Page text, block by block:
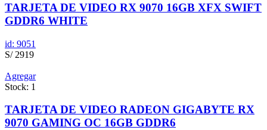
TARJETA DE VIDEO RX 9070 16GB XFX SWIFT
GDDR6 WHITE
id: 9051
S/ 2919
Agregar
Stock: 1
TARJETA DE VIDEO RADEON GIGABYTE RX
9070 GAMING OC 16GB GDDR6